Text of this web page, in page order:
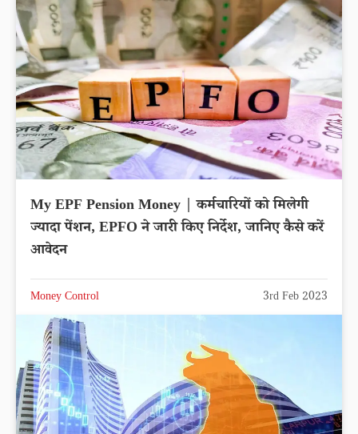
My EPF Pension Money | कर्मचारियों को मिलेगी
ज्यादा पेंशन, EPFO ने जारी किए निर्देश, जानिए कैसे करें
आवेदन
Money Control 3rd Feb 2023